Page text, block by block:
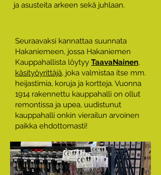
ja asusteita arkeen sekä juhlaan.
Seuraavaksi kannattaa suunnata
Hakaniemeen, jossa Hakaniemen
Kauppahallista löytyy TaavaNainen,
käsityöyrittäjä, joka valmistaa itse mm.
heijastimia, koruja ja kortteja. Vuonna
1914 rakennettu kauppahalli on ollut
remontissa ja upea, uudistunut
kauppahalli onkin vierailun arvoinen
paikka ehdottomasti!